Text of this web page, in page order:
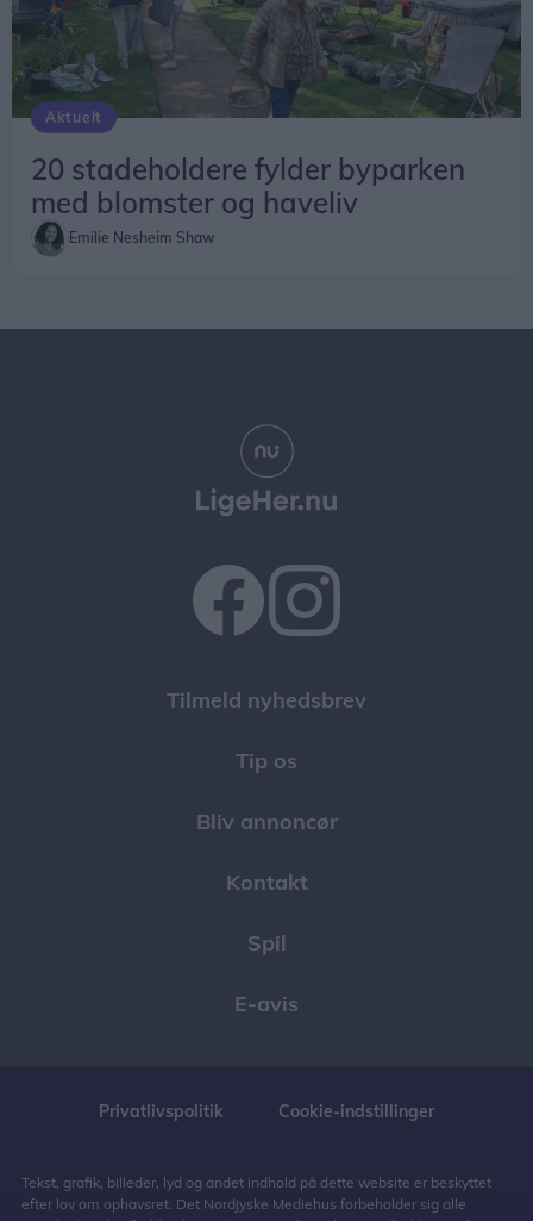
Aktuelt
20 stadeholdere fylder byparken
med blomster og haveliv
Emilie Nesheim Shaw
Tilmeld nyhedsbrev
Tip os
Bliv annoncør
Kontakt
Spil
E-avis
Privatlivspolitik Cookie-indstillinger
Tekst, grafik, billeder, lyd og andet indhold på dette website er beskyttet
efter lov om ophavsret. Det Nordjyske Mediehus forbeholder sig alle